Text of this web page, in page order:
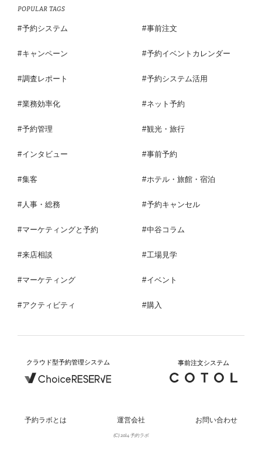
POPULAR TAGS
予約システム 事前注文
キャンペーン 予約イベントカレンダー
調査レポート 予約システム活用
業務効率化 ネット予約
予約管理 観光・旅行
インタビュー 事前予約
集客 ホテル・旅館・宿泊
人事・総務 予約キャンセル
マーケティングと予約 中谷コラム
来店相談 工場見学
マーケティング イベント
アクティビティ 購入
クラウド型予約管理システム 事前注文システム
予約ラボとは 運営会社 お問い合わせ
(C) 2014 予約ラボ